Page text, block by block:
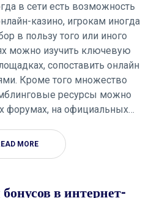
в сети есть возможность
казино, игрокам иногда
в пользу того или иного
можно изучить ключевую
сопоставить онлайн
Кроме того множество
ресурсы можно
форумах, на официальных…
MORE
в интернет-